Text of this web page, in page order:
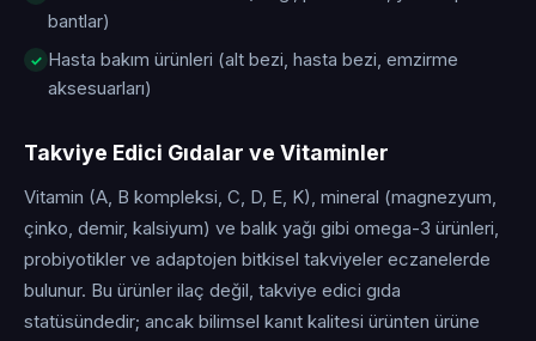
bantlar)
Hasta bakım ürünleri (alt bezi, hasta bezi, emzirme
aksesuarları)
Takviye Edici Gıdalar ve Vitaminler
Vitamin (A, B kompleksi, C, D, E, K), mineral (magnezyum,
çinko, demir, kalsiyum) ve balık yağı gibi omega-3 ürünleri,
probiyotikler ve adaptojen bitkisel takviyeler eczanelerde
bulunur. Bu ürünler ilaç değil, takviye edici gıda
statüsündedir; ancak bilimsel kanıt kalitesi ürünten ürüne